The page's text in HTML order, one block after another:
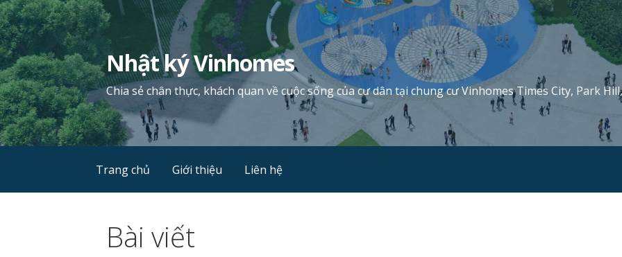
Chuyển
tới
phần
nội
dung
Nhật ký Vinhomes
Chia sẻ chân thực, khách quan về cuộc sống của cư dân tại chung cư Vinhomes Times City, Park
Trang chủ Giới thiệu Liên hệ
Bài viết